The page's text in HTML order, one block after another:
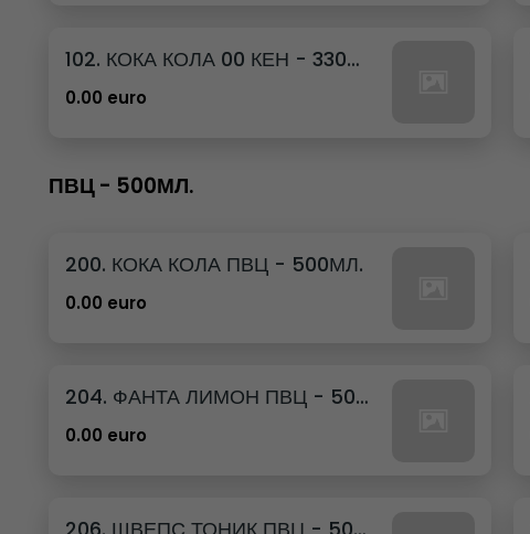
102. КОКА КОЛА 00 КЕН - 330МЛ.
0.00 euro
ПВЦ - 500МЛ.
200. КОКА КОЛА ПВЦ - 500МЛ.
0.00 euro
204. ФАНТА ЛИМОН ПВЦ - 500МЛ.
0.00 euro